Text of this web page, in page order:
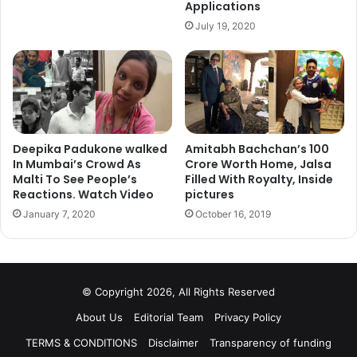
निभाई है. आप जानते हो की जिम्मी बॉलीवुड के सफल अभिनेता भी है तो उनकी
1 2 3 4 Next page
Applications
July 19, 2020
Deepika Padukone walked
In Mumbai’s Crowd As
Malti To See People’s
Reactions. Watch Video
January 7, 2020
Amitabh Bachchan’s 100
Crore Worth Home, Jalsa
Filled With Royalty, Inside
pictures
October 16, 2019
© Copyright 2026, All Rights Reserved
About Us
Editorial Team
Privacy Policy
TERMS & CONDITIONS
Disclaimer Transparency of funding